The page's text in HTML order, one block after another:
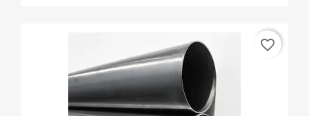
favorite_border